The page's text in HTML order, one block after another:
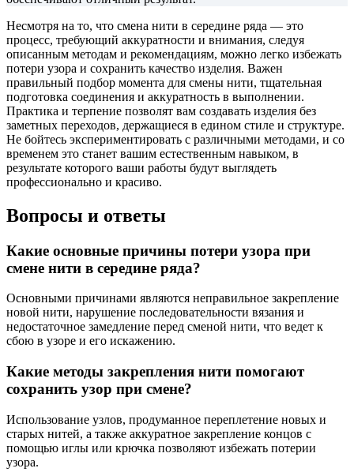
Несмотря на то, что смена нити в середине ряда — это
процесс, требующий аккуратности и внимания, следуя
описанным методам и рекомендациям, можно легко избежать
потери узора и сохранить качество изделия. Важен
правильный подбор момента для смены нити, тщательная
подготовка соединения и аккуратность в выполнении.
Практика и терпение позволят вам создавать изделия без
заметных переходов, держащиеся в едином стиле и структуре.
Не бойтесь экспериментировать с различными методами, и со
временем это станет вашим естественным навыком, в
результате которого ваши работы будут выглядеть
профессионально и красиво.
Вопросы и ответы
Какие основные причины потери узора при
смене нити в середине ряда?
Основными причинами являются неправильное закрепление
новой нити, нарушение последовательности вязания и
недостаточное замедление перед сменой нити, что ведет к
сбою в узоре и его искажению.
Какие методы закрепления нити помогают
сохранить узор при смене?
Использование узлов, продуманное переплетение новых и
старых нитей, а также аккуратное закрепление концов с
помощью иглы или крючка позволяют избежать потерии
узора.